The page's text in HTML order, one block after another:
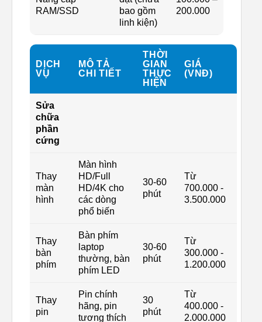
RAM/SSD
bao gồm
linh kiện)
200.000
DỊCH
VỤ
MÔ TẢ
CHI TIẾT
THỜI
GIAN
THỰC
HIỆN
GIÁ
(VNĐ)
Sửa
chữa
phần
cứng
Thay
màn
hình
Màn hình
HD/Full
HD/4K cho
các dòng
phổ biến
30-60
phút
Từ
700.000 -
3.500.000
Thay
bàn
phím
Bàn phím
laptop
thường, bàn
phím LED
30-60
phút
Từ
300.000 -
1.200.000
Thay
pin
Pin chính
hãng, pin
tương thích
30
phút
Từ
400.000 -
2.000.000